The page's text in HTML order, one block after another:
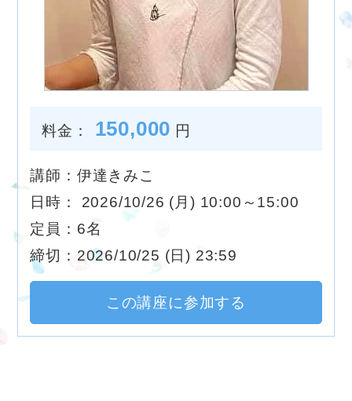
料金： 150,000 円
講師：伊達きみこ
日時： 2026/10/26 (月) 10:00～15:00
定員：6名
締切：2026/10/25 (日) 23:59
この講座に参加する